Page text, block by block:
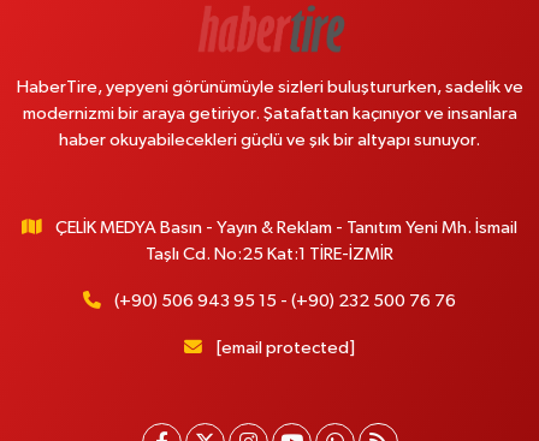
HaberTire, yepyeni görünümüyle sizleri buluştururken, sadelik ve
modernizmi bir araya getiriyor. Şatafattan kaçınıyor ve insanlara
haber okuyabilecekleri güçlü ve şık bir altyapı sunuyor.
ÇELİK MEDYA Basın - Yayın & Reklam - Tanıtım Yeni Mh. İsmail
Taşlı Cd. No:25 Kat:1 TİRE-İZMİR
(+90) 506 943 95 15 - (+90) 232 500 76 76
[email protected]